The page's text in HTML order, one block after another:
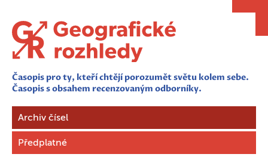
Časopis pro ty, kteří chtějí porozumět světu kolem sebe.
Časopis s obsahem recenzovaným odborníky.
Archiv čísel
Předplatné